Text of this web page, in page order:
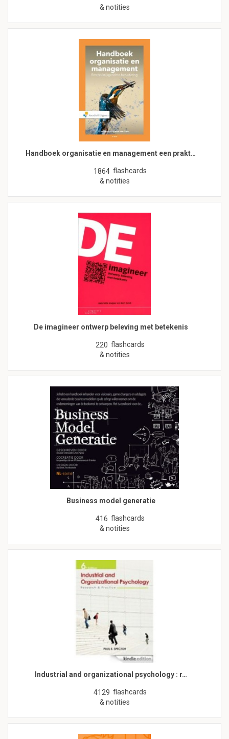
& notities
Handboek organisatie en management een prakt…
1864 flashcards
& notities
De imagineer ontwerp beleving met betekenis
220 flashcards
& notities
Business model generatie
416 flashcards
& notities
Industrial and organizational psychology : r…
4129 flashcards
& notities